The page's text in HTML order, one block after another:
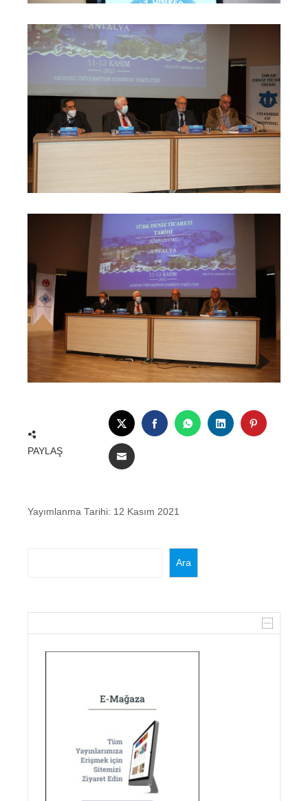
PAYLAŞ
TWITTERFACEBOOKWHATSAPP
LINKEDIN
EMAIL
Yayımlanma Tarihi: 12 Kasım 2021
Ara